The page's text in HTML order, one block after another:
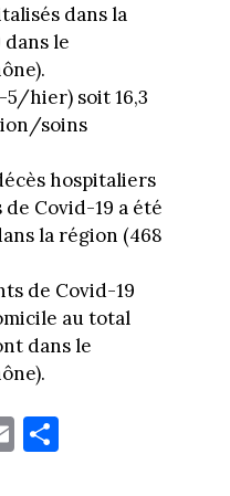
dans la
le
hier) soit 16,3
soins
hospitaliers
Covid-19 a été
la région (468
de Covid-19
au total
dans le
E
m
Pa
rt